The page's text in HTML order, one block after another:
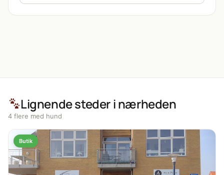
Lignende steder i nærheden
4 flere med hund
Butik